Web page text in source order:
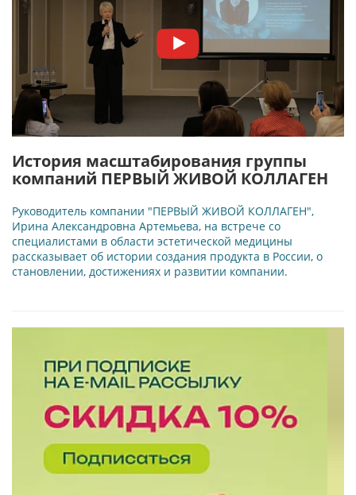
История масштабирования группы
компаний ПЕРВЫЙ ЖИВОЙ КОЛЛАГЕН
Руководитель компании "ПЕРВЫЙ ЖИВОЙ КОЛЛАГЕН",
Ирина Александровна Артемьева, на встрече со
специалистами в области эстетической медицины
рассказывает об истории создания продукта в России, о
становлении, достижениях и развитии компании.